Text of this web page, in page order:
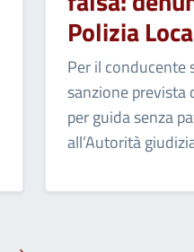
Polizia
Per il conducente
sanzione prevista
per guida senza
all’Autorità